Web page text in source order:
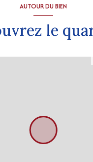
AUTOUR DU BIEN
le